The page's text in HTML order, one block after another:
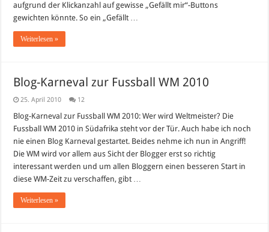
aufgrund der Klickanzahl auf gewisse „Gefällt mir“-Buttons
gewichten könnte. So ein „Gefällt …
Weiterlesen »
Blog-Karneval zur Fussball WM 2010
25. April 2010 12
Blog-Karneval zur Fussball WM 2010: Wer wird Weltmeister? Die
Fussball WM 2010 in Südafrika steht vor der Tür. Auch habe ich noch
nie einen Blog Karneval gestartet. Beides nehme ich nun in Angriff!
Die WM wird vor allem aus Sicht der Blogger erst so richtig
interessant werden und um allen Bloggern einen besseren Start in
diese WM-Zeit zu verschaffen, gibt …
Weiterlesen »